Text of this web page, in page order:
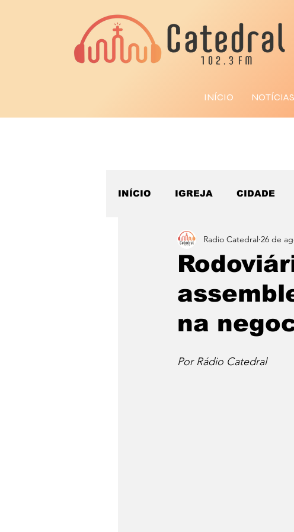
INÍCIO NOTÍCIAS
INÍCIO IGREJA CIDADE
ESPORTE
na
Radio Catedral 26 de
Por Rádio Catedral